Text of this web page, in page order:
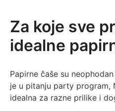
Za koje sve
idealne
Papirne čaše su
je u pitanju party program,
idealna za razne prilike i